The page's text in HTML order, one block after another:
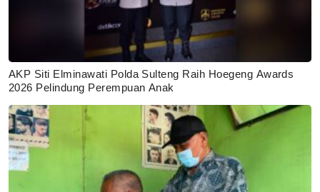
AKP Siti Elminawati Polda Sulteng Raih Hoegeng Awards
2026 Pelindung Perempuan Anak